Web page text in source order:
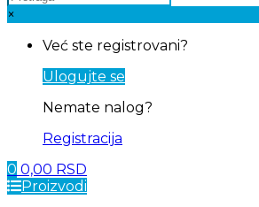
×
Već ste registrovani?
Ulogujte se
Nemate nalog?
Registracija
0 0,00 RSD
Proizvodi